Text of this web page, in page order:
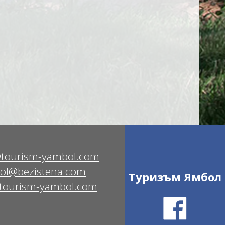
yambol.com
yambol.com
Туризъм Ямбол
Ŝ